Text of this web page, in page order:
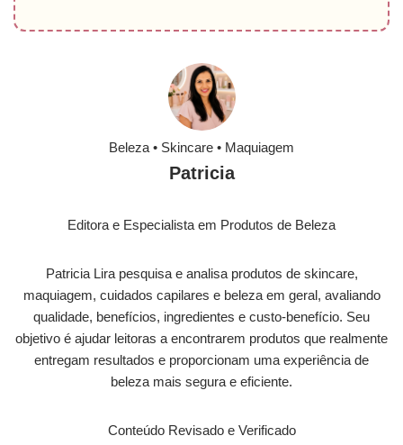
Beleza • Skincare • Maquiagem
Patricia
Editora e Especialista em Produtos de Beleza
Patricia Lira pesquisa e analisa produtos de skincare,
maquiagem, cuidados capilares e beleza em geral, avaliando
qualidade, benefícios, ingredientes e custo-benefício. Seu
objetivo é ajudar leitoras a encontrarem produtos que realmente
entregam resultados e proporcionam uma experiência de
beleza mais segura e eficiente.
Conteúdo Revisado e Verificado